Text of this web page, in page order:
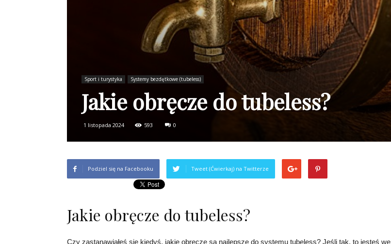
Sport i turystyka Systemy bezdętkowe (tubeless)
Jakie obręcze do tubeless?
1 listopada 2024 593 0
Podziel się na Facebooku Tweet (Ćwierkaj) na Twitterze
Jakie obręcze do tubeless?
Czy zastanawiałeś się kiedyś, jakie obręcze są najlepsze do systemu tubeless? Jeśli tak, to jesteś we